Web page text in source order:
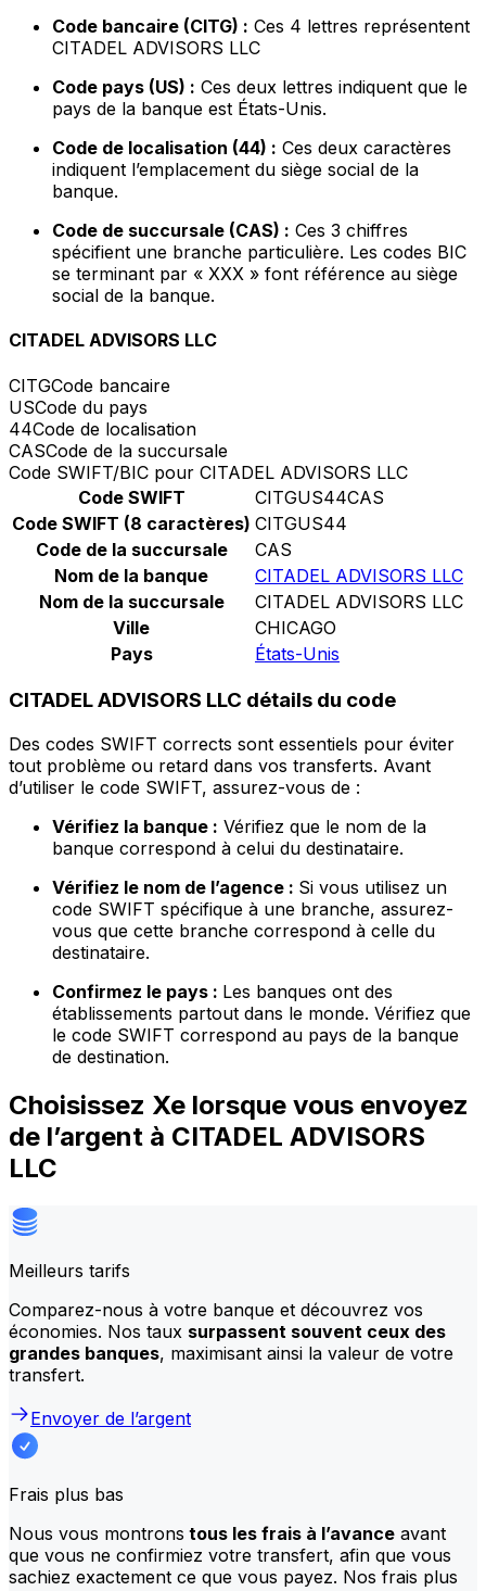
Code bancaire (CITG) : Ces 4 lettres représentent
CITADEL ADVISORS LLC
Code pays (US) : Ces deux lettres indiquent que le
pays de la banque est États-Unis.
Code de localisation (44) : Ces deux caractères
indiquent l’emplacement du siège social de la
banque.
Code de succursale (CAS) : Ces 3 chiffres
spécifient une branche particulière. Les codes BIC
se terminant par « XXX » font référence au siège
social de la banque.
CITADEL ADVISORS LLC
CITGCode bancaire
USCode du pays
44Code de localisation
CASCode de la succursale
Code SWIFT/BIC pour CITADEL ADVISORS LLC
Code SWIFT
CITGUS44CAS
Code SWIFT (8 caractères) CITGUS44
Code de la succursale
CAS
Nom de la banque
CITADEL ADVISORS LLC
Nom de la succursale
CITADEL ADVISORS LLC
Ville
CHICAGO
Pays
États-Unis
CITADEL ADVISORS LLC détails du code
Des codes SWIFT corrects sont essentiels pour éviter
tout problème ou retard dans vos transferts. Avant
d’utiliser le code SWIFT, assurez-vous de :
Vérifiez la banque : Vérifiez que le nom de la
banque correspond à celui du destinataire.
Vérifiez le nom de l’agence : Si vous utilisez un
code SWIFT spécifique à une branche, assurez-
vous que cette branche correspond à celle du
destinataire.
Confirmez le pays : Les banques ont des
établissements partout dans le monde. Vérifiez que
le code SWIFT correspond au pays de la banque
de destination.
Choisissez Xe lorsque vous envoyez
de l’argent à CITADEL ADVISORS
LLC
Meilleurs tarifs
Comparez-nous à votre banque et découvrez vos
économies. Nos taux surpassent souvent ceux des
grandes banques, maximisant ainsi la valeur de votre
transfert.
Envoyer de l’argent
Frais plus bas
Nous vous montrons tous les frais à l’avance avant
que vous ne confirmiez votre transfert, afin que vous
sachiez exactement ce que vous payez. Nos frais plus